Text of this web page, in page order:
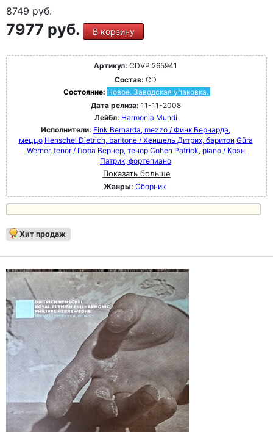
8749руб.
7977 руб. В корзину
Артикул: CDVP 265941
Состав: CD
Состояние: Новое. Заводская упаковка.
Дата релиза: 11-11-2008
Лейбл: Harmonia Mundi
Исполнители: Fink Bernarda, mezzo / Финк Бернарда,
меццо Henschel Dietrich, baritone / Хеншель Дитрих, баритон Güra
Werner, tenor / Гюра Вернер, тенор Cohen Patrick, piano / Коэн
Патрик, фортепиано
Показать больше
Жанры: Сборник
Хит продаж